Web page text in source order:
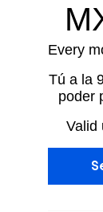
Every
Tú a la
poder
Valid